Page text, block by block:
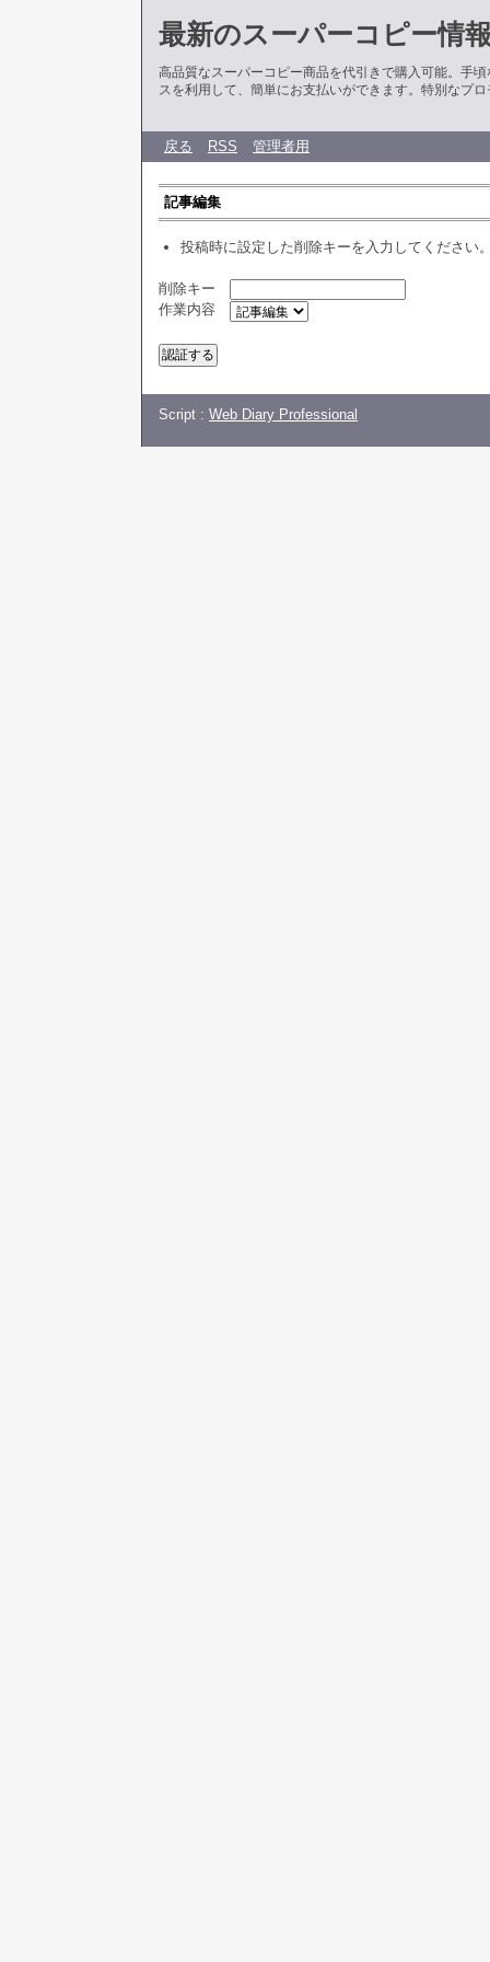
最新のスーパーコピー情
高品質なスーパーコピー商品を代引きで購入可能。手
スを利用して、簡単にお支払いができます。特別なプ
戻る RSS 管理者用
記事編集
投稿時に設定した削除キーを入力してください
削除キー
作業内容
Script : Web Diary Professional